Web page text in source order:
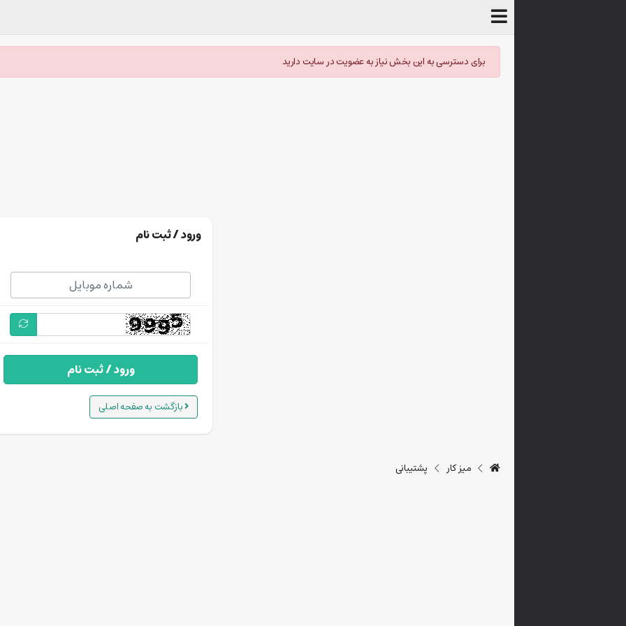
برای دسترسی به این بخش نیاز به عضویت در سایت دارید
ورود / ثبت نام
ورود / ثبت نام
بازگشت به صفحه اصلی
میز کار پشتیبانی